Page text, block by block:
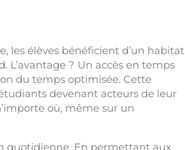
les élèves bénéficient d’un habitat
L’avantage ? Un accès en temps
du temps optimisée. Cette
devenant acteurs de leur
où, même sur un
quotidienne. En permettant aux